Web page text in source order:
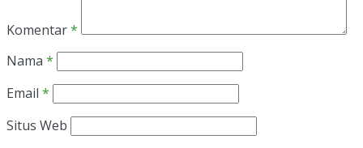
Komentar*
Nama *
Email *
Situs Web